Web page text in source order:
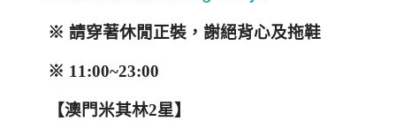
※ 請穿著休閒正裝，謝絕背心及拖鞋
※ 11:00~23:00
【澳門米其林2星】